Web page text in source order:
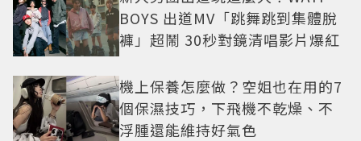
BOYS 出道MV「跳舞跳到集體脫
褲」超鬧 30秒對鏡清唱影片爆紅
機上保養怎麼做？空姐也在用的7
個保濕技巧，下飛機不乾燥、不
浮腫還能維持好氣色